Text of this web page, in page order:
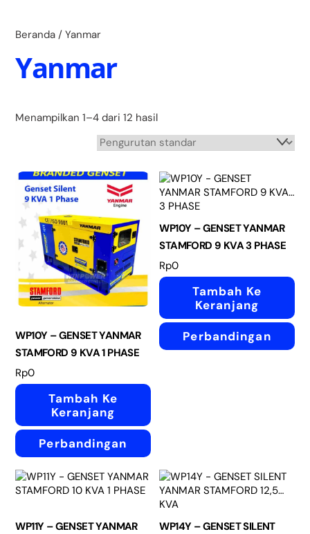
content
Beranda / Yanmar
Yanmar
Menampilkan 1–4 dari 12 hasil
WP10Y – GENSET YANMAR
STAMFORD 9 KVA 1 PHASE
Rp0
Tambah Ke
Keranjang
Perbandingan
WP10Y – GENSET YANMAR
STAMFORD 9 KVA 3 PHASE
Rp0
Tambah Ke
Keranjang
Perbandingan
WP11Y – GENSET YANMAR
WP14Y – GENSET SILENT